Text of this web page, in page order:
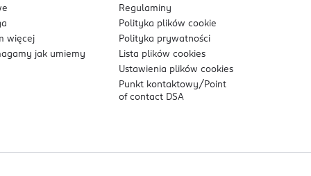
więcej
jak umiemy
Regulaminy
Polityka plikówcookie
Polityka prywatności
Lista plikówcookies
Ustawienia plikówcookies
Punkt kontaktowy/ Point
of contact DSA